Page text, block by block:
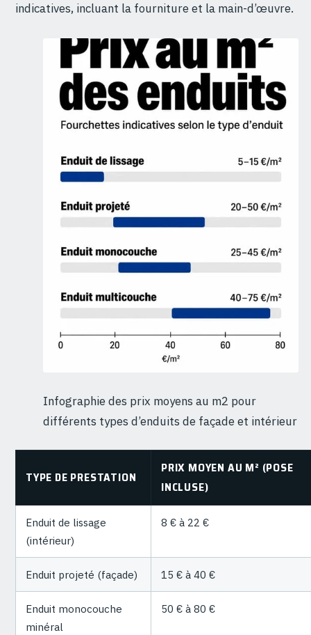
indicatives, incluant la fourniture et la main-d’œuvre.
Infographie des prix moyens au m2 pour
différents types d’enduits de façade et intérieur
TYPE DE PRESTATION
PRIX MOYEN AU M² (POSE
INCLUSE)
Enduit de lissage
(intérieur)
8 € à 22 €
Enduit projeté (façade) 15 € à 40 €
Enduit monocouche
minéral
50 € à 80 €